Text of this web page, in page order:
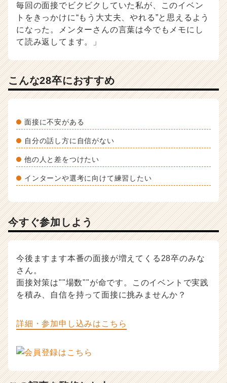
毎回の面接でビクビクしていた私が、このイベン
トをきっかけに“もう大丈夫、やれる”と思えるよう
になった。メンターさんの言葉は今でもメモにし
て読み返してます。」
こんな28卒におすすめ
面接に不安がある
自分の話し方に自信がない
他の人と差をつけたい
インターンや選考に向けて練習したい
今すぐ参加しよう
今後ますます本番の面接が増えてくる28卒のみな
さん。
面接対策は""場数""が命です。このイベントで実践
を積み、自信を持って面接に挑みませんか？
詳細・参加申し込みはこちら